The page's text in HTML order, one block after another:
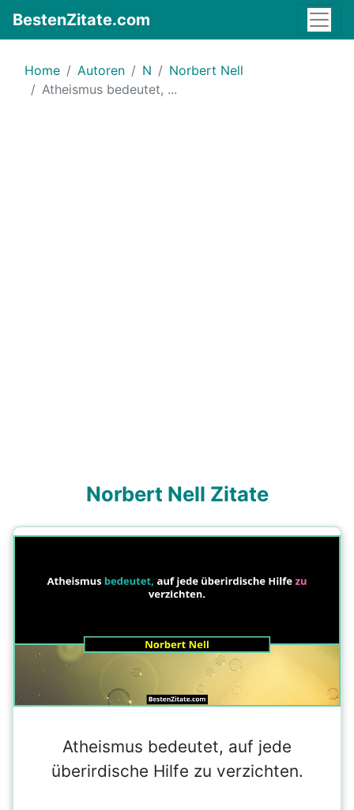
BestenZitate.com
Home Autoren N
Norbert Nell
Atheismus bedeutet, ...
Norbert Nell Zitate
Atheismus bedeutet, auf jede
überirdische Hilfe zu verzichten.